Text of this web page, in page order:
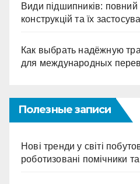
Види підшипників:
конструкцій та їх
Как выбрать надёжную
для международных
Полезные записи
Нові тренди у світі
роботизовані помічники